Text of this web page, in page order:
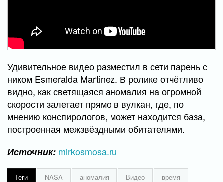
Удивительное видео разместил в сети парень с
ником Esmeralda Martinez. В ролике отчётливо
видно, как светящаяся аномалия на огромной
скорости залетает прямо в вулкан, где, по
мнению конспирологов, может находится база,
построенная межзвёздными обитателями.
Источник: mirkosmosa.ru
Теги NASA аномалия Видео
время